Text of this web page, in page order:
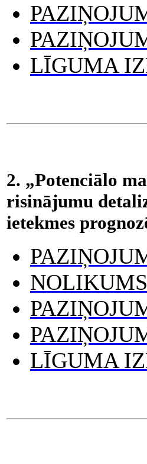
LĪGUMA
2. „Potenciālo
risinājumu
ietekmes
NOLIKUMS
LĪGUMA